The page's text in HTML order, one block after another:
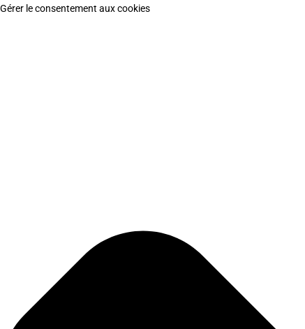
Gérer le consentement aux cookies